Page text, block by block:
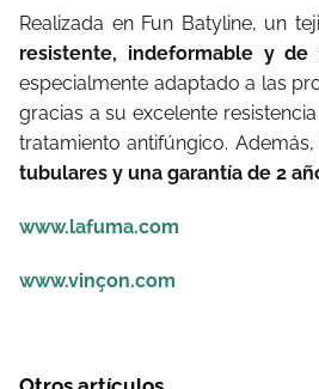
Realizada en Fun Batyline, un
resistente, indeformable y de
especialmente adaptado a las
gracias a su excelente
tratamiento antifúngico.
tubulares y una garantía de 2
www.lafuma.com
www.vinçon.com